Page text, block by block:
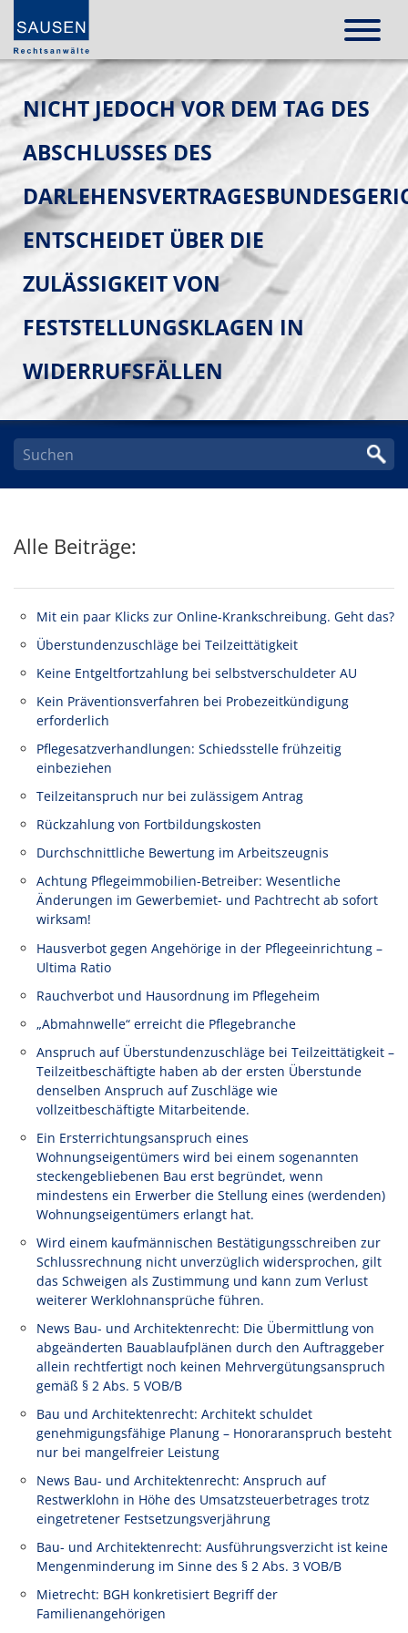
NICHT JEDOCH VOR DEM TAG DES
ABSCHLUSSES DES
ENTSCHEIDET ÜBER DIE
ZULÄSSIGKEIT VON
FESTSTELLUNGSKLAGEN IN
WIDERRUFSFÄLLEN
Alle Beiträge:
Mit ein paar Klicks zur Online-Krankschreibung. Geht das?
Überstundenzuschläge bei Teilzeittätigkeit
Keine Entgeltfortzahlung bei selbstverschuldeter AU
Kein Präventionsverfahren bei Probezeitkündigung
erforderlich
Pflegesatzverhandlungen: Schiedsstelle frühzeitig
einbeziehen
Teilzeitanspruch nur bei zulässigem Antrag
Rückzahlung von Fortbildungskosten
Durchschnittliche Bewertung im Arbeitszeugnis
Achtung Pflegeimmobilien-Betreiber: Wesentliche
Änderungen im Gewerbemiet- und Pachtrecht ab sofort
wirksam!
Hausverbot gegen Angehörige in der Pflegeeinrichtung –
Ultima Ratio
Rauchverbot und Hausordnung im Pflegeheim
„Abmahnwelle“ erreicht die Pflegebranche
Anspruch auf Überstundenzuschläge bei Teilzeittätigkeit –
Teilzeitbeschäftigte haben ab der ersten Überstunde
denselben Anspruch auf Zuschläge wie
vollzeitbeschäftigte Mitarbeitende.
Ein Ersterrichtungsanspruch eines
Wohnungseigentümers wird bei einem sogenannten
steckengebliebenen Bau erst begründet, wenn
mindestens ein Erwerber die Stellung eines (werdenden)
Wohnungseigentümers erlangt hat.
Wird einem kaufmännischen Bestätigungsschreiben zur
Schlussrechnung nicht unverzüglich widersprochen, gilt
das Schweigen als Zustimmung und kann zum Verlust
weiterer Werklohnansprüche führen.
News Bau- und Architektenrecht: Die Übermittlung von
abgeänderten Bauablaufplänen durch den Auftraggeber
allein rechtfertigt noch keinen Mehrvergütungsanspruch
gemäß § 2 Abs. 5 VOB/B
Bau und Architektenrecht: Architekt schuldet
genehmigungsfähige Planung – Honoraranspruch besteht
nur bei mangelfreier Leistung
News Bau- und Architektenrecht: Anspruch auf
Restwerklohn in Höhe des Umsatzsteuerbetrages trotz
eingetretener Festsetzungsverjährung
Bau- und Architektenrecht: Ausführungsverzicht ist keine
Mengenminderung im Sinne des § 2 Abs. 3 VOB/B
Mietrecht: BGH konkretisiert Begriff der
Familienangehörigen